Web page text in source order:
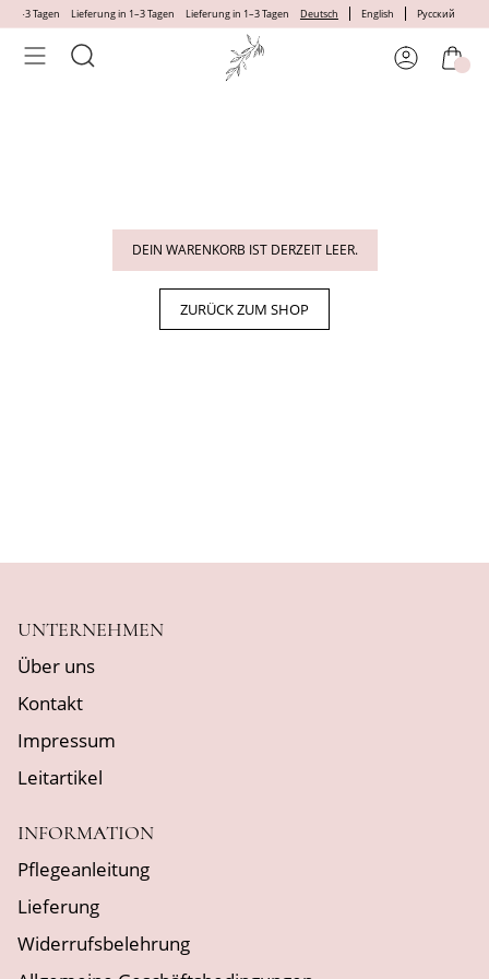
Skip
content
1–3 Tagen Lieferung in 1–3 Tagen Lieferung in 1–3 Tagen Deutsch English Русский
DEIN WARENKORB IST DERZEIT LEER.
ZURÜCK ZUM SHOP
UNTERNEHMEN
Über uns
Kontakt
Impressum
Leitartikel
INFORMATION
Pflegeanleitung
Lieferung
Widerrufsbelehrung